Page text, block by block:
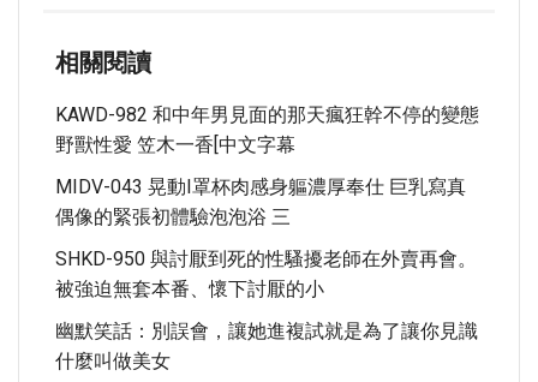
相關閱讀
KAWD-982 和中年男見面的那天瘋狂幹不停的變態
野獸性愛 笠木一香[中文字幕
MIDV-043 晃動I罩杯肉感身軀濃厚奉仕 巨乳寫真
偶像的緊張初體驗泡泡浴 三
SHKD-950 與討厭到死的性騷擾老師在外賣再會。
被強迫無套本番、懷下討厭的小
幽默笑話：別誤會，讓她進複試就是為了讓你見識
什麼叫做美女